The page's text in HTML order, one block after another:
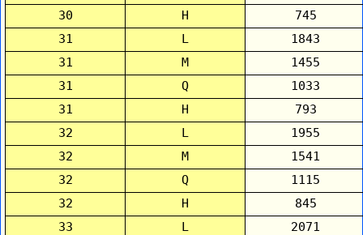
30
H
745
31
L
1843
31
M
1455
31
Q
1033
31
H
793
32
L
1955
32
M
1541
32
Q
1115
32
H
845
33
L
2071